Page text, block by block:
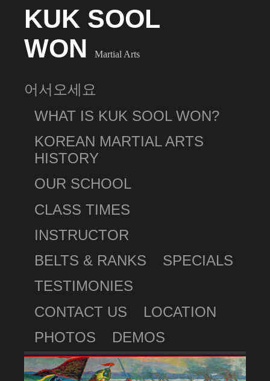
KUK SOOL
WON
Martial Arts
어서오세요
WHAT IS KUK SOOL WON?
KOREAN MARTIAL ARTS
HISTORY
OUR SCHOOL
CLASS TIMES
INSTRUCTOR
BELTS & RANKS
SPECIALS
TESTIMONIES
CONTACT US
LOCATION
PHOTOS
DEMOS